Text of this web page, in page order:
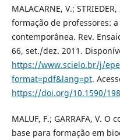
MALACARNE, V.;
formação de professores:
contemporânea. Rev.
66, set./dez. 2011.
https://www.scielo.br/j/
format=pdf&lang=pt.
https://doi.org/10.1590/
MALUF, F.; GARRAFA, V.
base para formação em